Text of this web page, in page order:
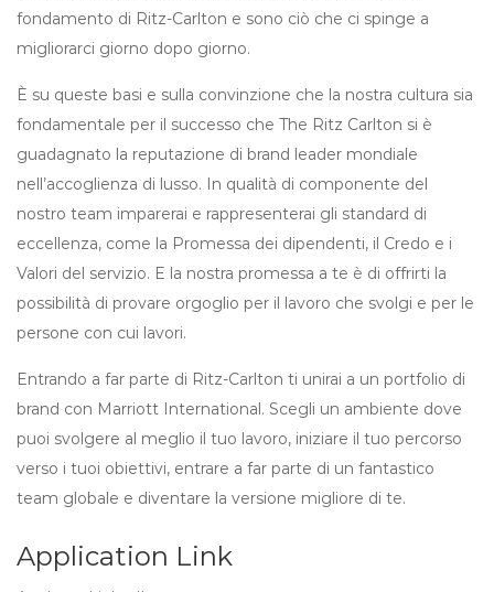
fondamento di Ritz-Carlton e sono ciò che ci spinge a
migliorarci giorno dopo giorno.
È su queste basi e sulla convinzione che la nostra cultura sia
fondamentale per il successo che The Ritz Carlton si è
guadagnato la reputazione di brand leader mondiale
nell’accoglienza di lusso. In qualità di componente del
nostro team imparerai e rappresenterai gli standard di
eccellenza, come la Promessa dei dipendenti, il Credo e i
Valori del servizio. E la nostra promessa a te è di offrirti la
possibilità di provare orgoglio per il lavoro che svolgi e per le
persone con cui lavori.
Entrando a far parte di Ritz-Carlton ti unirai a un portfolio di
brand con Marriott International. Scegli un ambiente dove
puoi svolgere al meglio il tuo lavoro, iniziare il tuo percorso
verso i tuoi obiettivi, entrare a far parte di un fantastico
team globale e diventare la versione migliore di te.
Application Link